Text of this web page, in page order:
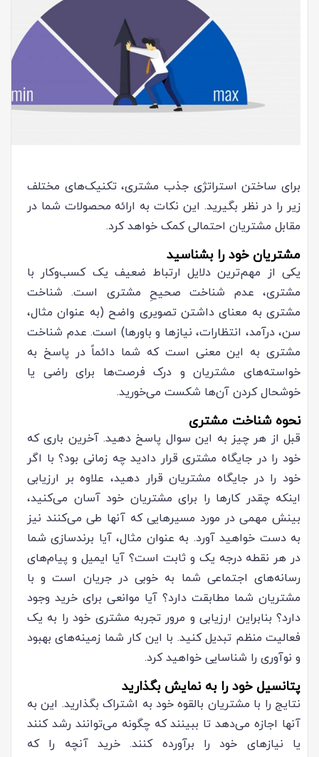
برای ساختن استراتژی جذب مشتری، تکنیک‌های مختلف
زیر را در نظر بگیرید. این نکات به ارائه محصولات شما در
مقابل مشتریان احتمالی کمک خواهد کرد.
مشتریان خود را بشناسید
یکی از مهم‌ترین دلایل ارتباط ضعیف یک کسب‌وکار با
مشتری، عدم شناخت صحیحِ مشتری است. شناخت
مشتری به معنای داشتن تصویری واضح (به عنوان مثال،
سن، درآمد، انتظارات، نیازها و باورها) است. عدم شناخت
مشتری به این معنی است که شما دائماً در پاسخ به
خواسته‌های مشتریان و درک فرصت‌ها برای راضی یا
خوشحال کردن آن‌ها شکست می‌خورید.
نحوه شناخت مشتری
قبل از هر چیز به این سوال پاسخ دهید. آخرین باری که
خود را در جایگاه مشتری قرار دادید چه زمانی بود؟ با اگر
خود را در جایگاه مشتریان قرار دهید، علاوه بر ارزیابی
اینکه چقدر کارها را برای مشتریان خود آسان می‌کنید،
بینش مهمی در مورد مسیرهایی که آنها طی می‌کنند نیز
به دست خواهید آورد. به عنوان مثال، آیا برندسازی شما
در هر نقطه درجه یک و ثابت است؟ آیا ایمیل و پیام‌های
رسانه‌های اجتماعی شما به خوبی در جریان است و با
مشتریان شما مطابقت دارد؟ آیا موانعی برای خرید وجود
دارد؟ بنابراین ارزیابی و مرور تجربه مشتری خود را به یک
فعالیت منظم تبدیل کنید. با این کار شما زمینه‌های بهبود
و نوآوری را شناسایی خواهید کرد.
پتانسیل خود را به نمایش بگذارید
نتایج را با مشتریان بالقوه خود به اشتراک بگذارید. این به
آنها اجازه می‌دهد تا ببینند که چگونه می‌توانند رشد کنند
یا نیازهای خود را برآورده کنند. خرید آنچه را که